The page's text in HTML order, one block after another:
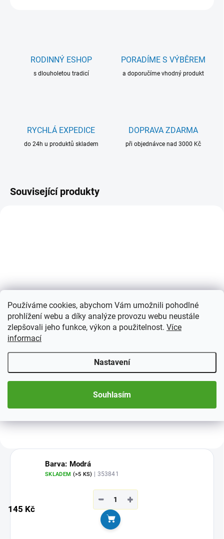
Používáme cookies, abychom Vám umožnili pohodlné
prohlížení webu a díky analýze provozu webu neustále
zlepšovali jeho funkce, výkon a použitelnost. Více
informací
Nastavení
Souhlasím
RODINNÝ ESHOP
s dlouholetou tradicí
PORADÍME S VÝBĚREM
a doporučíme vhodný produkt
RYCHLÁ EXPEDICE
do 24h u produktů skladem
DOPRAVA ZDARMA
při objednávce nad 3000 Kč
Související produkty
Prezentační pouzdro
Mazzola
1 040 Kč
Detail
Prezentační pouzdro Mazzola až
Barva: Modrá
SKLADEM (>5 KS) | 353841
145 Kč
+
−
Do košíku